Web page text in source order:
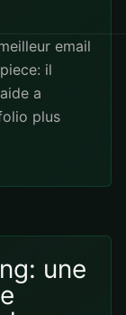
email
il
a
plus
une